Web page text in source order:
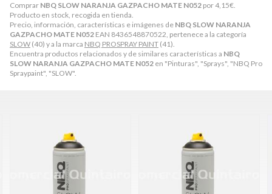
Comprar NBQ SLOW NARANJA GAZPACHO MATE N052 por4,15€.
Producto en stock, recogida en tienda.
Precio, información, características e imágenes de NBQ SLOW NARANJA
GAZPACHO MATE N052 EAN 8436548870522, pertenece a la categoría
SLOW (40) y a la marca NBQ PROSPRAY PAINT (41).
Encuentra productos relacionados y de similares características a NBQ
SLOW NARANJA GAZPACHO MATE N052 en "Pinturas", "Sprays", "NBQ Pro
Spraypaint", "SLOW".